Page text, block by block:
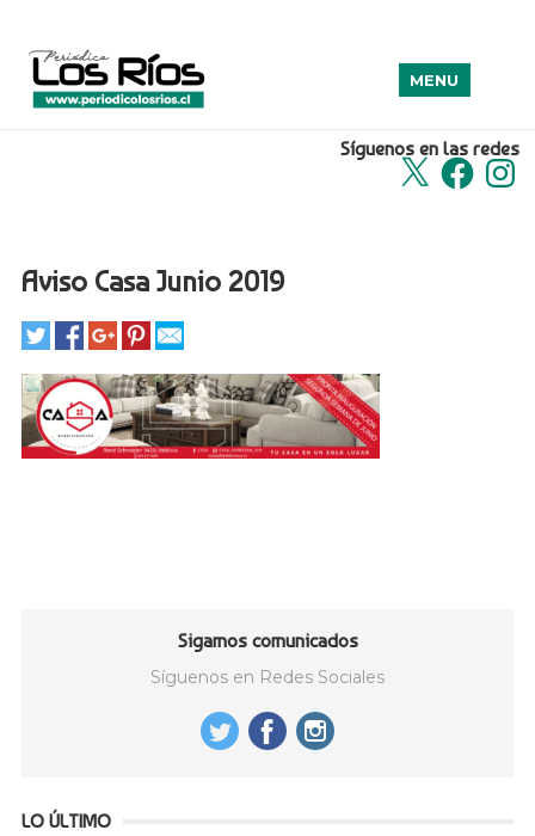
Síguenos en las redes
X Facebook
MENU
Aviso Casa Junio 2019
Sigamos comunicados
Síguenos en Redes Sociales
LO ÚLTIMO